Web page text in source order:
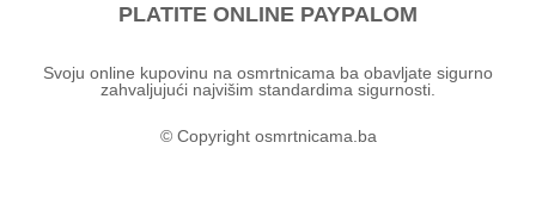
PLATITE ONLINE PAYPALOM
Svoju online kupovinu na osmrtnicama ba obavljate sigurno
zahvaljujući najvišim standardima sigurnosti.
© Copyright osmrtnicama.ba